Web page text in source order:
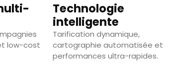
low-cost
Technologie
intelligente
Tarification dynamique,
cartographie automatisée et
performances ultra-rapides.